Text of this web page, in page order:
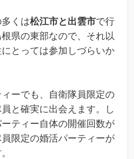
くは松江市と出雲市で行
県の東部なので、それ以
とっては参加しづらいか
ーでも、自衛隊員限定の
と確実に出会えます。し
ティー自体の開催回数が
限定の婚活パーティーが